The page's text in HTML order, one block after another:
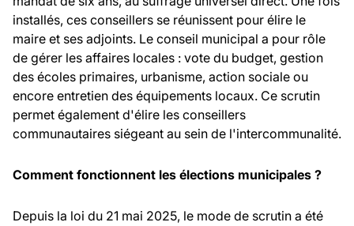
installés, ces conseillers se réunissent pour élire le
maire et ses adjoints. Le conseil municipal a pour rôle
de gérer les affaires locales : vote du budget, gestion
des écoles primaires, urbanisme, action sociale ou
encore entretien des équipements locaux. Ce scrutin
permet également d'élire les conseillers
communautaires siégeant au sein de l'intercommunalité.
Comment fonctionnent les élections municipales ?
Depuis la loi du 21 mai 2025, le mode de scrutin a été